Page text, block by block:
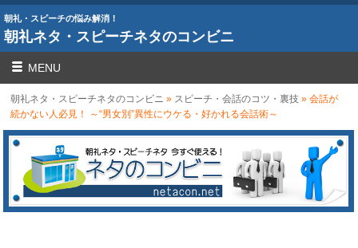
朝礼・スピーチの悩み解消！
朝礼ネタ・スピーチネタのコンビニ
MENU
朝礼ネタ・スピーチネタのコンビニ » スピーチ・会話のコツ・裏技 » 会話が
続かない人必見！ ～“男女別”異性にウケる・好かれる会話術～